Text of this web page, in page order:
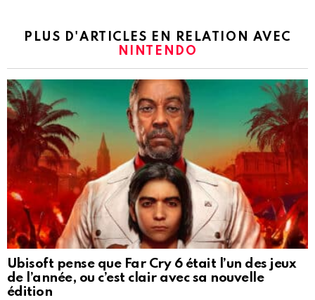
PLUS D'ARTICLES EN RELATION AVEC
NINTENDO
Ubisoft pense que Far Cry 6 était l’un des jeux
de l’année, ou c’est clair avec sa nouvelle
édition